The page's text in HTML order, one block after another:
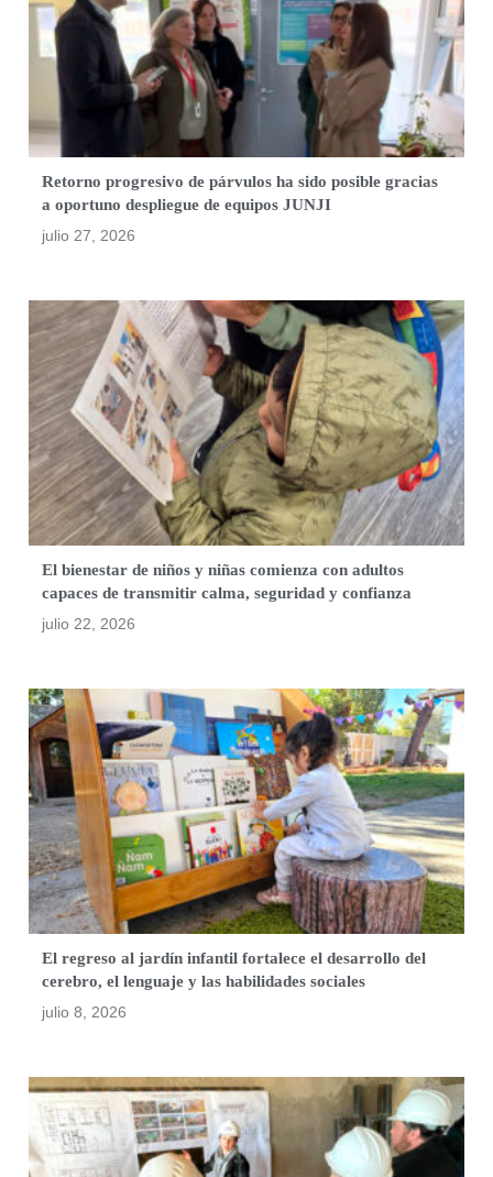
Retorno progresivo de párvulos ha sido posible gracias
a oportuno despliegue de equipos JUNJI
julio 27, 2026
El bienestar de niños y niñas comienza con adultos
capaces de transmitir calma, seguridad y confianza
julio 22, 2026
El regreso al jardín infantil fortalece el desarrollo del
cerebro, el lenguaje y las habilidades sociales
julio 8, 2026